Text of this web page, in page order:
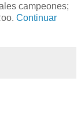
campeones;
Continuar